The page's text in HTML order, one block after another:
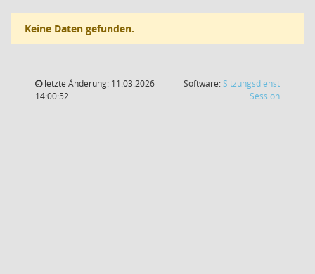
Keine Daten gefunden.
letzte Änderung: 11.03.2026
14:00:52
Software:Sitzungsdienst
Session(Wird in